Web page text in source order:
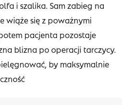
i szalika. Sam zabieg na
wiąże się z poważnymi
pacjenta pozostaje
blizna po operacji tarczycy.
by maksymalnie